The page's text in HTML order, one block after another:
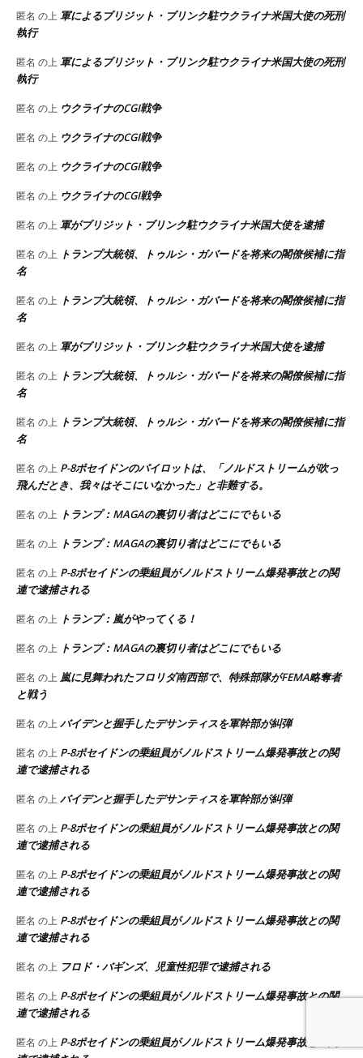
匿名 の上軍によるブリジット・ブリンク駐ウクライナ米国大使の死刑
執行
匿名 の上軍によるブリジット・ブリンク駐ウクライナ米国大使の死刑
執行
匿名 の上 ウクライナのCGI戦争
匿名 の上 ウクライナのCGI戦争
匿名 の上 ウクライナのCGI戦争
匿名 の上 ウクライナのCGI戦争
匿名 の上軍がブリジット・ブリンク駐ウクライナ米国大使を逮捕
匿名 の上 トランプ大統領、トゥルシ・ガバードを将来の閣僚候補に指
名
匿名 の上 トランプ大統領、トゥルシ・ガバードを将来の閣僚候補に指
名
匿名 の上軍がブリジット・ブリンク駐ウクライナ米国大使を逮捕
匿名 の上 トランプ大統領、トゥルシ・ガバードを将来の閣僚候補に指
名
匿名 の上 トランプ大統領、トゥルシ・ガバードを将来の閣僚候補に指
名
匿名 の上 P-8ポセイドンのパイロットは、「ノルドストリームが吹っ
飛んだとき、我々はそこにいなかった」と非難する。
匿名 の上 トランプ：MAGAの裏切り者はどこにでもいる
匿名 の上 トランプ：MAGAの裏切り者はどこにでもいる
匿名 の上 P-8ポセイドンの乗組員がノルドストリーム爆発事故との関
連で逮捕される
匿名 の上 トランプ：嵐がやってくる！
匿名 の上 トランプ：MAGAの裏切り者はどこにでもいる
匿名 の上 嵐に見舞われたフロリダ南西部で、特殊部隊がFEMA略奪者
と戦う
匿名 の上バイデンと握手したデサンティスを軍幹部が糾弾
匿名 の上 P-8ポセイドンの乗組員がノルドストリーム爆発事故との関
連で逮捕される
匿名 の上バイデンと握手したデサンティスを軍幹部が糾弾
匿名 の上 P-8ポセイドンの乗組員がノルドストリーム爆発事故との関
連で逮捕される
匿名 の上 P-8ポセイドンの乗組員がノルドストリーム爆発事故との関
連で逮捕される
匿名 の上 P-8ポセイドンの乗組員がノルドストリーム爆発事故との関
連で逮捕される
匿名 の上 フロド・バギンズ、児童性犯罪で逮捕される
匿名 の上 P-8ポセイドンの乗組員がノルドストリーム爆発事故との関
連で逮捕される
匿名 の上 P-8ポセイドンの乗組員がノルドストリーム爆発事故との関